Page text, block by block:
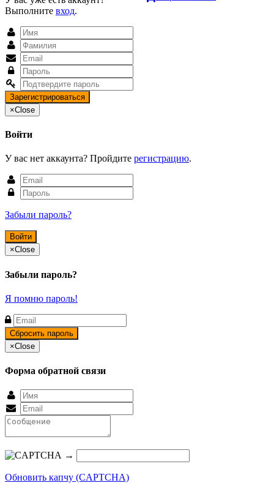
Выполните вход.
×Close
Войти
У вас нет аккаунта? Пройдите регистрацию.
Забыли пароль?
×Close
Забыли пароль?
Я помню пароль!
×Close
Форма обратной связи
→
Обновить капчу (CAPTCHA)